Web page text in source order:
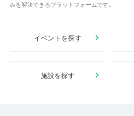
みを解決できるプラットフォームです。
イベントを探す
施設を探す